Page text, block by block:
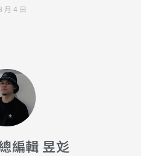
月 4 日
編輯 昱彣